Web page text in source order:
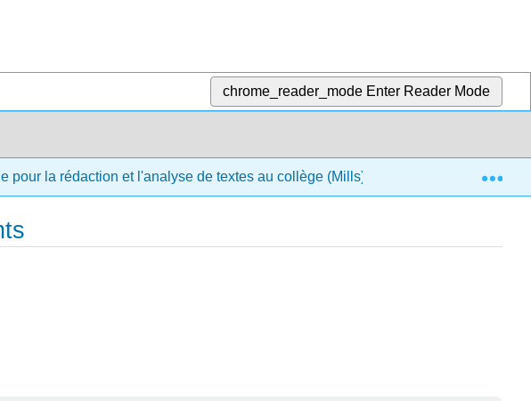
chrome_reader_mode Enter Reader Mode
pour la rédaction et l'analyse de textes au collège (Mills) 3 : Rédiger un